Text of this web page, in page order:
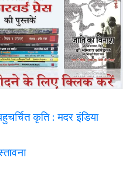
कृति : मदर इंडिया